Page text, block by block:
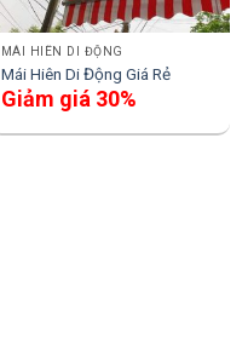
MÁI HIÊN DI ĐỘNG
Mái Hiên Di Động Giá Rẻ
Giảm giá 30%